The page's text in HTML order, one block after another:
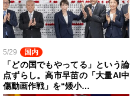
5/29 国内
「どの国でもやってる」という論
点ずらし。高市早苗の「大量AI中
傷動画作戦」を“矮小…